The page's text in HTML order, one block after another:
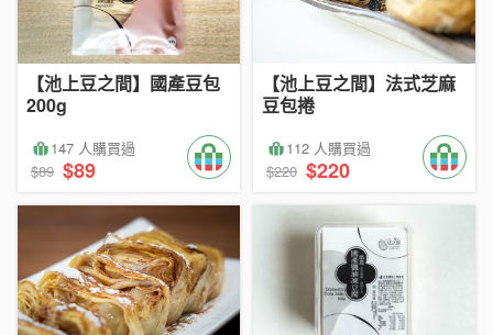
【池上豆之間】國產豆包
200g
147 人購買過
$89 $89
【池上豆之間】法式芝麻
豆包捲
112 人購買過
$220 $220